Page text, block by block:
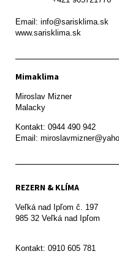
Email: info@sarisklima.sk
www.sarisklima.sk
Mimaklima
Miroslav Mizner
Malacky
Kontakt: 0944 490 942
REZERN & KLÍMA
Veľká nad Ipľom č. 197
985 32 Veľká nad Ipľom
Kontakt: 0910 605 781